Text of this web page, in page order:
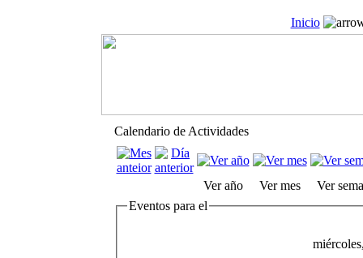
Inicio
Calendario de Actividades
Ver año Ver mes
Ver
Eventos para el